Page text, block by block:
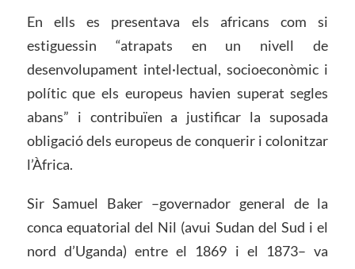
En ells es presentava els africans com si
estiguessin “atrapats en un nivell de
desenvolupament intel·lectual, socioeconòmic i
polític que els europeus havien superat segles
abans” i contribuïen a justificar la suposada
obligació dels europeus de conquerir i colonitzar
l’Àfrica.
Sir Samuel Baker –governador general de la
conca equatorial del Nil (avui Sudan del Sud i el
nord d’Uganda) entre el 1869 i el 1873– va